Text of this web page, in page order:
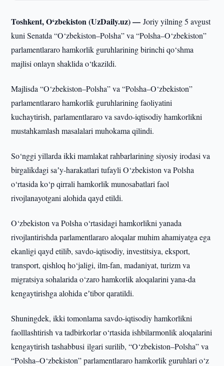
Toshkent, O‘zbekiston (UzDaily.uz) —Joriy yilning 5 avgust
kuni Senatda “O‘zbekiston–Polsha” va “Polsha–O‘zbekiston”
parlamentlararo hamkorlik guruhlarining birinchi qo‘shma
majlisi onlayn shaklida o‘tkazildi.
Majlisda “O‘zbekiston–Polsha” va “Polsha–O‘zbekiston”
parlamentlararo hamkorlik guruhlarining faoliyatini
kuchaytirish, parlamentlararo va savdo-iqtisodiy hamkorlikni
mustahkamlash masalalari muhokama qilindi.
So‘nggi yillarda ikki mamlakat rahbarlarining siyosiy irodasi va
birgalikdagi saʼy-harakatlari tufayli O‘zbekiston va Polsha
o‘rtasida ko‘p qirrali hamkorlik munosabatlari faol
rivojlanayotgani alohida qayd etildi.
O‘zbekiston va Polsha o‘rtasidagi hamkorlikni yanada
rivojlantirishda parlamentlararo aloqalar muhim ahamiyatga ega
ekanligi qayd etilib, savdo-iqtisodiy, investitsiya, eksport,
transport, qishloq ho‘jaligi, ilm-fan, madaniyat, turizm va
migratsiya sohalarida o‘zaro hamkorlik aloqalarini yana-da
kengaytirishga alohida eʼtibor qaratildi.
Shuningdek, ikki tomonlama savdo-iqtisodiy hamkorlikni
faolllashtirish va tadbirkorlar o‘rtasida ishbilarmonlik aloqalarini
kengaytirish tashabbusi ilgari surilib, “O‘zbekiston–Polsha” va
“Polsha–O‘zbekiston” parlamentlararo hamkorlik guruhlari o‘z